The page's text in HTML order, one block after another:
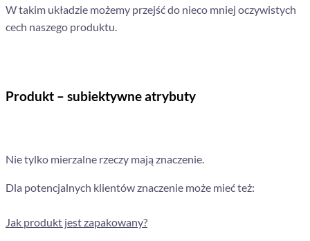
W takim układzie możemy przejść do nieco mniej oczywistych
cech naszego produktu.
Produkt – subiektywne atrybuty
Nie tylko mierzalne rzeczy mają znaczenie.
Dla potencjalnych klientów znaczenie może mieć też:
Jak produkt jest zapakowany?